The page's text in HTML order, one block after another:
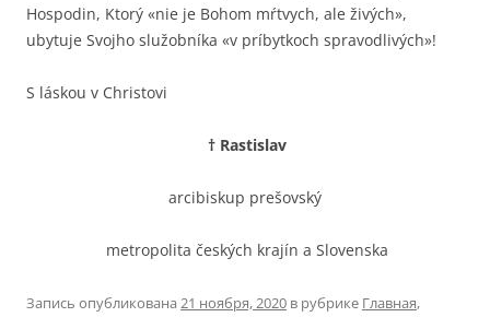
Hospodin, Ktorý «nie je Bohom mŕtvych, ale živých»,
ubytuje Svojho služobníka «v príbytkoch spravodlivých»!
S láskou v Christovi
† Rastislav
arcibiskup prešovský
metropolita českých krajín a Slovenska
Запись опубликована 21 ноября, 2020 в рубрике Главная,